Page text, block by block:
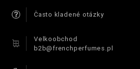
Často kladené otázky
Velkoobchod
b2b@frenchperfumes.pl